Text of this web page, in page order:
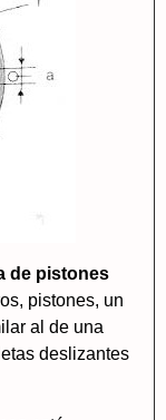
de pistones
pistones, un
al de una
deslizantes